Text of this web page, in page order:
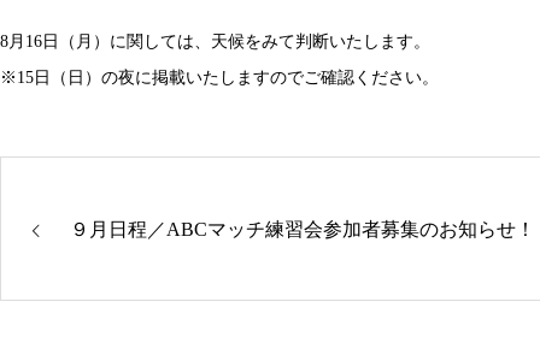
8月16日（月）に関しては、天候をみて判断いたします。
※15日（日）の夜に掲載いたしますのでご確認ください。
９月日程／ABCマッチ練習会参加者募集のお知らせ！